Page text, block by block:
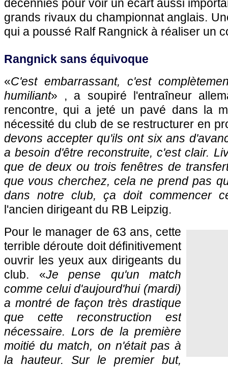
décennies pour voir un écart aussi
grands rivaux du championnat anglais.
qui a poussé Ralf Rangnick à réaliser un
Rangnick sans équivoque
«C'est embarrassant, c'est
humiliant» , a soupiré l'entraîneur
rencontre, qui a jeté un pavé dans la
nécessité du club de se restructurer en
devons accepter qu'ils ont six ans
a besoin d'être reconstruite, c'est clair.
que de deux ou trois fenêtres de
que vous cherchez, cela ne prend pas
dans notre club, ça doit commencer
l'ancien dirigeant du RB Leipzig.
Pour le manager de 63 ans, cette
terrible déroute doit définitivement
ouvrir les yeux aux dirigeants du
club. «Je pense qu'un match
comme celui d'aujourd'hui (mardi)
a montré de façon très drastique
que cette reconstruction est
nécessaire. Lors de la première
moitié du match, on n'était pas à
la hauteur. Sur le premier but,